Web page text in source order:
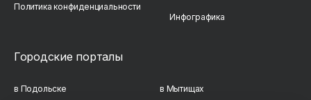
Политика конфиденциальности
Инфографика
Городские порталы
в Подольске в Мытищах